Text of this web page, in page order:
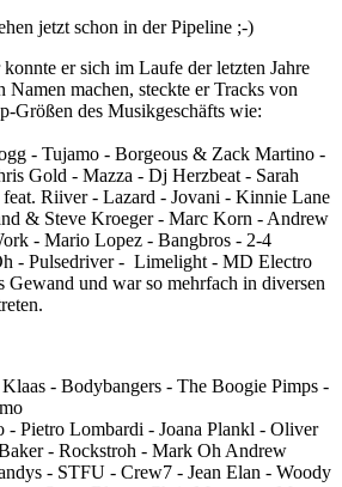
jetzt schon in der Pipeline ;-)
er sich im Laufe der letzten Jahre
Namen machen, steckte er Tracks von
Größen des Musikgeschäfts wie:
- Tujamo - Borgeous & Zack Martino -
Gold - Mazza - Dj Herzbeat - Sarah
Riiver - Lazard - Jovani - Kinnie Lane
& Steve Kroeger - Marc Korn - Andrew
- Mario Lopez - Bangbros - 2-4
- Pulsedriver - Limelight - MD Electro
Gewand und war so mehrfach in diversen
- Bodybangers - The Boogie Pimps -
- Pietro Lombardi - Joana Plankl - Oliver
- Rockstroh - Mark Oh Andrew
- STFU - Crew7 - Jean Elan - Woody